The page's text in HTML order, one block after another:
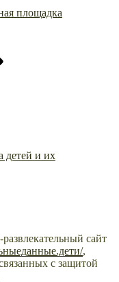
площадка
детей и их
сайт
,
с защитой